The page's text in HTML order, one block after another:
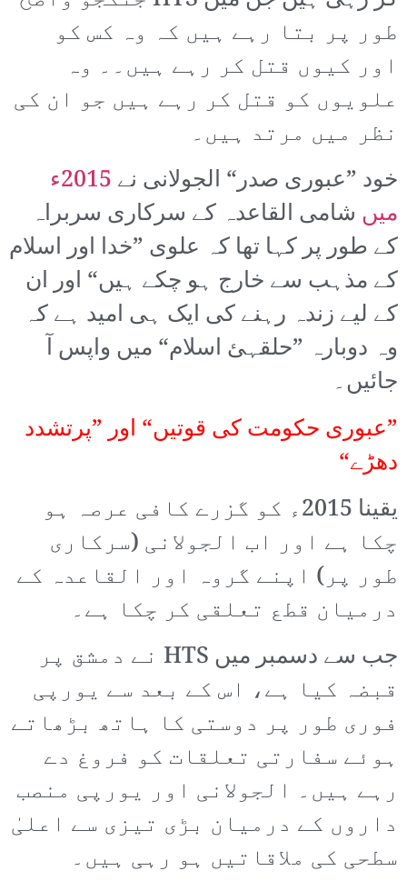
طور پر بتا رہے ہیں کہ وہ کس کو
اور کیوں قتل کر رہے ہیں۔۔ وہ
علویوں کو قتل کر رہے ہیں جو ان کی
نظر میں مرتد ہیں۔
خود ”عبوری صدر“ الجولانی نے
2015ء
میں شامی القاعدہ کے سرکاری سربراہ
کے طور پر کہا تھا کہ علوی ”خدا اور اسلام
کے مذہب سے خارج ہو چکے ہیں“ اور ان
کے لیے زندہ رہنے کی ایک ہی امید ہے کہ
وہ دوبارہ ”حلقہئ اسلام“ میں واپس آ
جائیں۔
”عبوری حکومت کی قوتیں“ اور ”پرتشدد
دھڑے“
یقینا 2015ء کو گزرے کافی عرصہ ہو
چکا ہے اور اب الجولانی (سرکاری
طور پر) اپنے گروہ اور القاعدہ کے
درمیان قطع تعلقی کر چکا ہے۔
جب سے دسمبر میں HTS نے دمشق پر
قبضہ کیا ہے، اس کے بعد سے یورپی
فوری طور پر دوستی کا ہاتھ بڑھاتے
ہوئے سفارتی تعلقات کو فروغ دے
رہے ہیں۔ الجولانی اور یورپی منصب
داروں کے درمیان بڑی تیزی سے اعلیٰ
سطحی کی ملاقاتیں ہو رہی ہیں۔